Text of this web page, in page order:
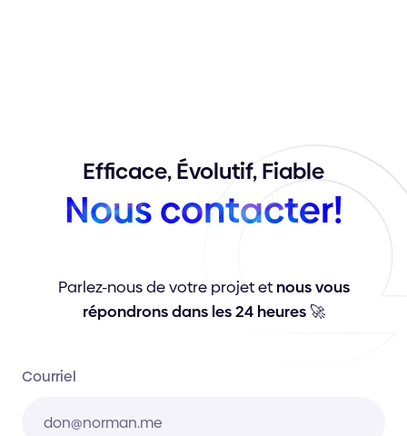
Efficace,Évolutif,Fiable
Nouscontacter!
Parlez-nous de votre projet etnous vous
répondrons dans les 24 heures🚀
Courriel